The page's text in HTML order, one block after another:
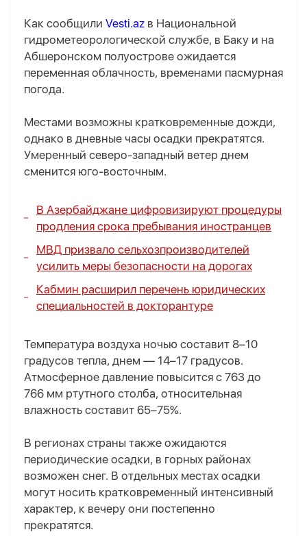
Как сообщили Vesti.az в Национальной
гидрометеорологической службе, в Баку и на
Абшеронском полуострове ожидается
переменная облачность, временами пасмурная
погода.
Местами возможны кратковременные дожди,
однако в дневные часы осадки прекратятся.
Умеренный северо-западный ветер днем
сменится юго-восточным.
В Азербайджане цифровизируют процедуры
продления срока пребывания иностранцев
МВД призвало сельхозпроизводителей
усилить меры безопасности на дорогах
Кабмин расширил перечень юридических
специальностей в докторантуре
Температура воздуха ночью составит 8–10
градусов тепла, днем — 14–17 градусов.
Атмосферное давление повысится с 763 до
766 мм ртутного столба, относительная
влажность составит 65–75%.
В регионах страны также ожидаются
периодические осадки, в горных районах
возможен снег. В отдельных местах осадки
могут носить кратковременный интенсивный
характер, к вечеру они постепенно
прекратятся.